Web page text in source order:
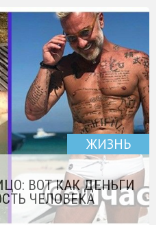
ЖИЗНЬ
ВОТ КАК ДЕНЬГИ
ЧЕЛОВЕКА